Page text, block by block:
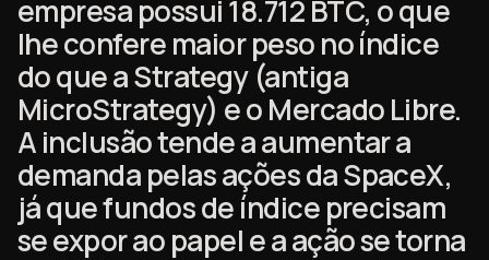
empresa possui 18.712 BTC, o que
lhe confere maior peso no índice
do que a Strategy (antiga
MicroStrategy) e o Mercado Libre.
A inclusão tende a aumentar a
demanda pelas ações da SpaceX,
já que fundos de índice precisam
se expor ao papel e a ação se torna